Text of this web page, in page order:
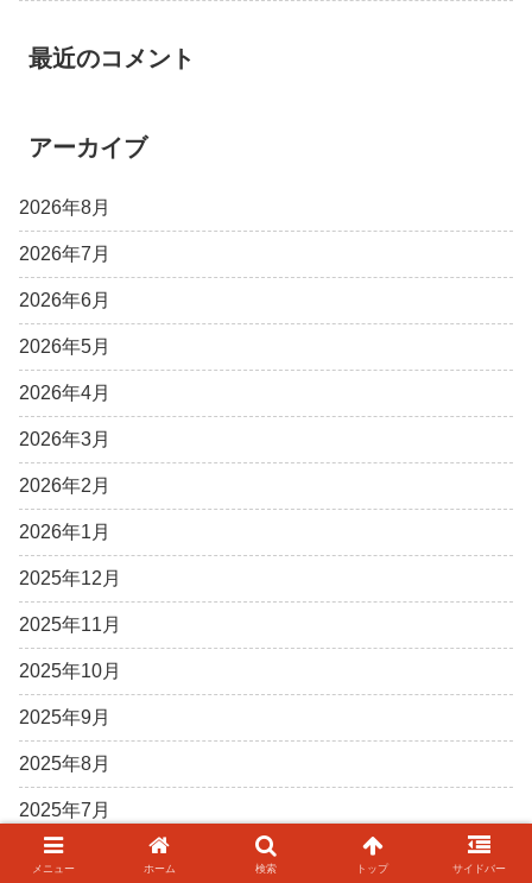
最近のコメント
アーカイブ
2026年8月
2026年7月
2026年6月
2026年5月
2026年4月
2026年3月
2026年2月
2026年1月
2025年12月
2025年11月
2025年10月
2025年9月
2025年8月
2025年7月
2025年6月
メニュー ホーム 検索 トップ サイドバー